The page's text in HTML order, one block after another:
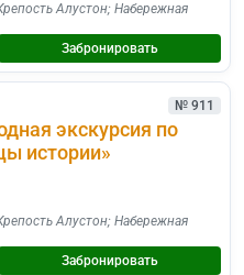
Алустон; Набережная
Забронировать
№ 911
экскурсия по
истории»
Алустон; Набережная
Забронировать